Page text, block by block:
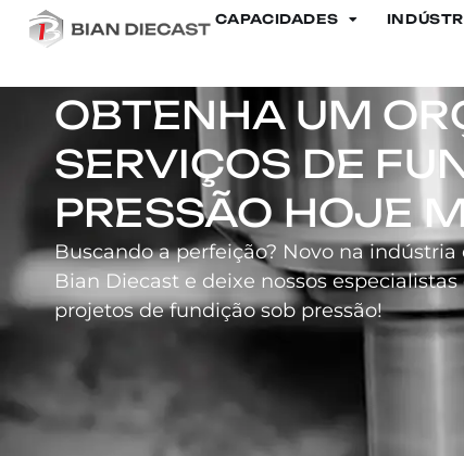
CAPACIDADES
Carcaça de luz de
OBTENHA UM
SERVIÇOS DE
PRESSÃO HOJE
Buscando a perfeição? Novo na
Bian Diecast e deixe nossos
projetos de fundição sob pressão!